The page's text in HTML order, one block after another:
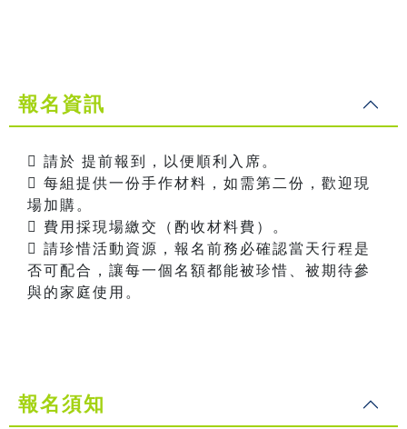
報名資訊
 請於 提前報到，以便順利入席。
 每組提供一份手作材料，如需第二份，歡迎現
場加購。
 費用採現場繳交（酌收材料費）。
 請珍惜活動資源，報名前務必確認當天行程是
否可配合，讓每一個名額都能被珍惜、被期待參
與的家庭使用。
報名須知